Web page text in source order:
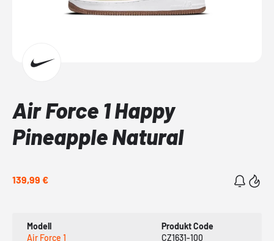
Air Force 1 Happy
Pineapple Natural
139,99 €
Modell
Air Force 1
Produkt Code
CZ1631-100